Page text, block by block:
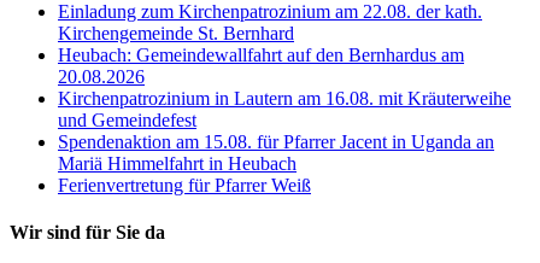
Einladung zum Kirchenpatrozinium am 22.08. der kath.
Kirchengemeinde St. Bernhard
Heubach: Gemeindewallfahrt auf den Bernhardus am
20.08.2026
Kirchenpatrozinium in Lautern am 16.08. mit Kräuterweihe
und Gemeindefest
Spendenaktion am 15.08. für Pfarrer Jacent in Uganda an
Mariä Himmelfahrt in Heubach
Ferienvertretung für Pfarrer Weiß
Wir sind für Sie da